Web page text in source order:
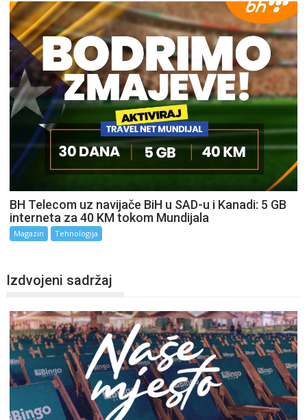
BH Telecom uz navijače BiH u SAD-u i Kanadi: 5 GB
interneta za 40 KM tokom Mundijala
Magazin Tehnologija
Izdvojeni sadržaj